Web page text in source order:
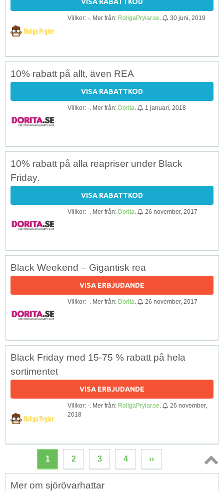
Villkor: -. Mer från: RoligaPrylar.se 30 juni, 2019
10% rabatt på allt, även REA
VISA RABATTKOD
Villkor: -. Mer från: Dorita 1 januari, 2018
10% rabatt på alla reapriser under Black
Friday.
VISA RABATTKOD
Villkor: -. Mer från: Dorita 26 november, 2017
Black Weekend – Gigantisk rea
VISA ERBJUDANDE
Villkor: -. Mer från: Dorita 26 november, 2017
Black Friday med 15-75 % rabatt på hela
sortimentet
VISA ERBJUDANDE
Villkor: -. Mer från: RoligaPrylar.se
26 november,
2018
1 2 3 4 ››
Topp
Mer om sjörövarhattar